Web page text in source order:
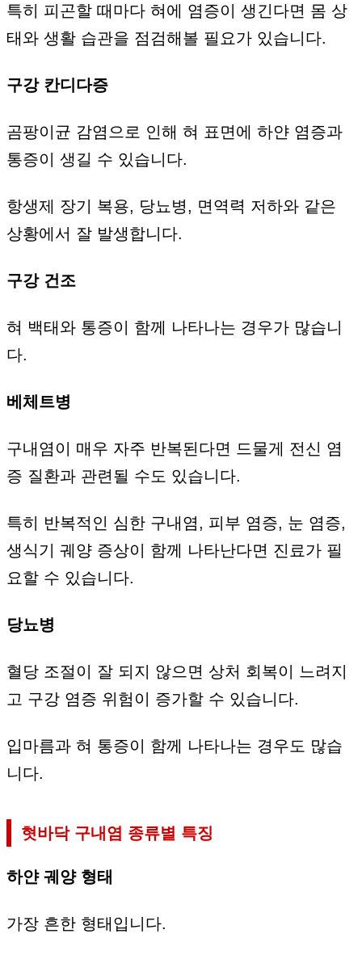
특히 피곤할 때마다 혀에 염증이 생긴다면 몸 상
태와 생활 습관을 점검해볼 필요가 있습니다.
구강 칸디다증
곰팡이균 감염으로 인해 혀 표면에 하얀 염증과
통증이 생길 수 있습니다.
항생제 장기 복용, 당뇨병, 면역력 저하와 같은
상황에서 잘 발생합니다.
구강 건조
혀 백태와 통증이 함께 나타나는 경우가 많습니
다.
베체트병
구내염이 매우 자주 반복된다면 드물게 전신 염
증 질환과 관련될 수도 있습니다.
특히 반복적인 심한 구내염, 피부 염증, 눈 염증,
생식기 궤양 증상이 함께 나타난다면 진료가 필
요할 수 있습니다.
당뇨병
혈당 조절이 잘 되지 않으면 상처 회복이 느려지
고 구강 염증 위험이 증가할 수 있습니다.
입마름과 혀 통증이 함께 나타나는 경우도 많습
니다.
혓바닥 구내염 종류별 특징
하얀 궤양 형태
가장 흔한 형태입니다.